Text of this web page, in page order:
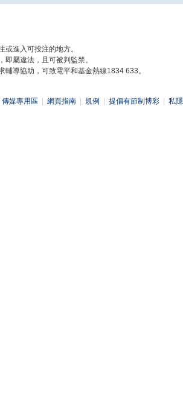
或進入可投注的地方。
即屬違法，且可被判監禁。
輔導協助，可致電平和基金熱線1834 633。
傳媒專用區 網頁指南 規例 提倡有節制博彩 私